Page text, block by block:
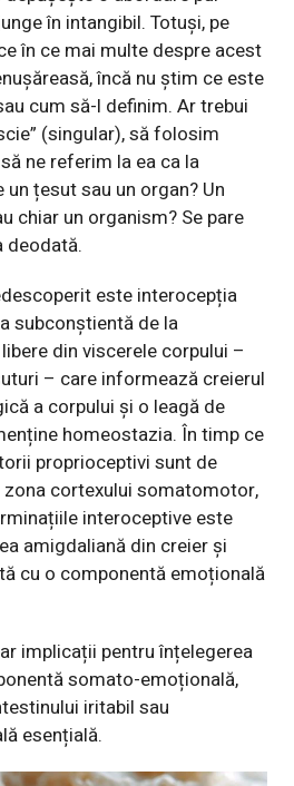
în intangibil. Totuși, pe
în ce mai multe despre acest
încă nu știm ce este
cum să-l definim. Ar trebui
(singular), să folosim
ne referim la ea ca la
țesut sau un organ? Un
chiar un organism? Se pare
deodată.
este interocepția
subconștientă de la
din viscerele corpului –
– care informează creierul
a corpului și o leagă de
homeostazia. În timp ce
proprioceptivi sunt de
cortexului somatomotor,
interoceptive este
amigdaliană din creier și
cu o componentă emoțională
implicații pentru înțelegerea
somato-emoțională,
iritabil sau
esențială.